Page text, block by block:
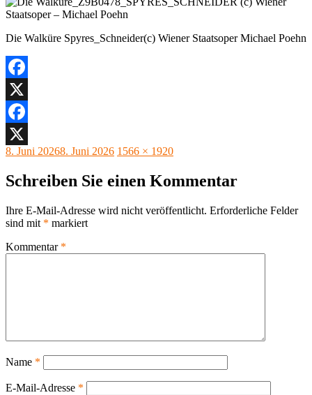
Die Walküre Spyres_Schneider(c) Wiener Staatsoper Michael Poehn
Facebook
X
Facebook
X
Veröffentlicht
8. Juni 20268. Juni 2026 Originalgröße
1566 × 1920
Schreiben Sie einen Kommentar
Ihre E-Mail-Adresse wird nicht veröffentlicht. Erforderliche Felder
sind mit * markiert
Kommentar *
Name *
E-Mail-Adresse *